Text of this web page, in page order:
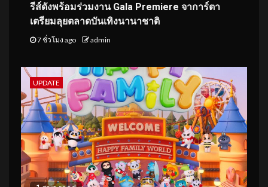
รีส์ดังพร้อมร่วมงาน Gala Premiere จาการ์ตา
เตรียมลุยตลาดบันเทิงนานาชาติ
7 ชั่วโมง ago admin
UPDATE